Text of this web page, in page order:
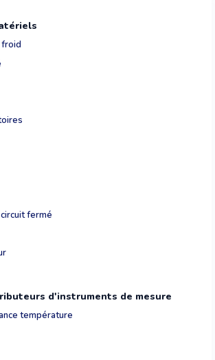
froid
fermé
d'instruments de mesure
température